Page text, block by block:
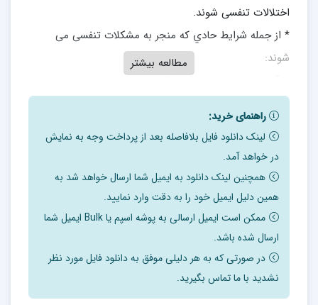
اختلالات تنفسی شوند.
* از جمله شرایط حادي که منجر به مشکلات تنفسی می
شوند:
– انسداد مجازي ریوي توسط مواد غذایی
– شوك آنافیلاکسی هنگام مصرف ماهی.
* شرایط مزمن منجر به بیماريهاي تنفسی:
سیستیک فیبروز و آمفی زِم.
* برخی گیاهان در درمان برخی بیماريهاي تنفسی مؤثر
هستند، یا مهارکننده سرفه هستند یا اسپکتورانت یا خلط آور
هستند:
– نعناع و اوکالیپتوس سبب کاهش سرفه، افزایش ترشح بزاق
(عدم خشک شدن مجاري)، رازیانه و آویشن خلط آور هستند.
مطالعه بیشتر
راهنمای خرید:
لینک دانلود فایل بلافاصله بعد از پرداخت وجه به نمایش
در خواهد آمد.
همچنین لینک دانلود به ایمیل شما ارسال خواهد شد به
همین دلیل ایمیل خود را به دقت وارد نمایید.
ممکن است ایمیل ارسالی به پوشه اسپم یا Bulk ایمیل شما
ارسال شده باشد.
در صورتی که به هر دلیلی موفق به دانلود فایل مورد نظر
نشدید با ما تماس بگیرید.